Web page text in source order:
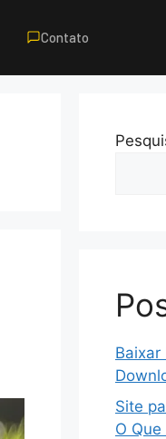
Contato
Baixar
Site
O